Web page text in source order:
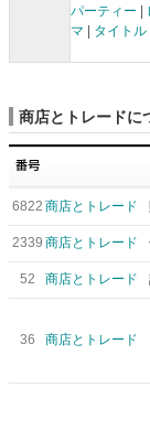
パーティー
マ
タイトル
商店とトレードに
6822 商店とトレード
2339 商店とトレード
52 商店とトレード
36 商店とトレード